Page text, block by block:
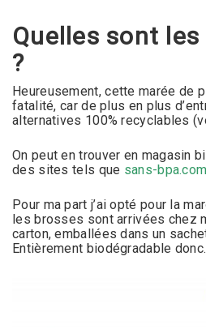
Quelles sont
?
Heureusement, cette marée de
fatalité, car de plus en plus
alternatives 100% recyclables
On peut en trouver en magasin
des sites tels que sans-
Pour ma part j’ai opté pour la
les brosses sont arrivées chez
carton, emballées dans un
Entièrement biodégradable donc.